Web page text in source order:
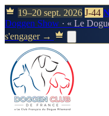
19–20 sept. 2026 J-44
Doggen Show · « Le
s'engager →